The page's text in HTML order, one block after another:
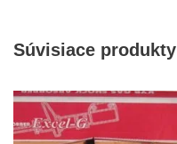
Súvisiace produkty